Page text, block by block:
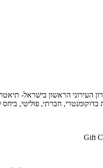
הראשון בישראל-
חברתי, פוליטי,